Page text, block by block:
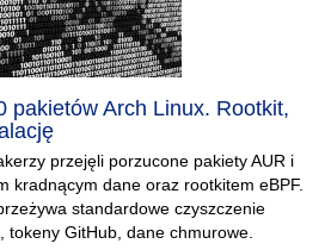
pakietów Arch Linux. Rootkit,
przejęli porzucone pakiety AUR i
kradnącym dane oraz rootkitem eBPF.
standardowe czyszczenie
tokeny GitHub, dane chmurowe.